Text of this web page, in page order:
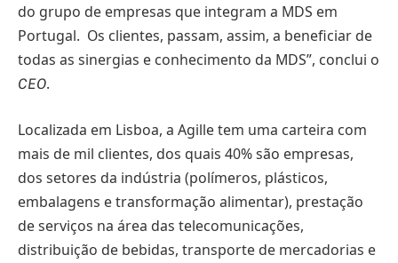
do grupo de empresas que integram a MDS em
Portugal. Os clientes, passam, assim, a beneficiar de
todas as sinergias e conhecimento da MDS”, conclui o
CEO.
Localizada em Lisboa, a Agille tem uma carteira com
mais de mil clientes, dos quais 40% são empresas,
dos setores da indústria (polímeros, plásticos,
embalagens e transformação alimentar), prestação
de serviços na área das telecomunicações,
distribuição de bebidas, transporte de mercadorias e